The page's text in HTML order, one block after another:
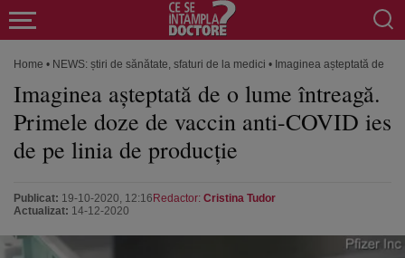
Home • NEWS: știri de sănătate, sfaturi de la medici • Imaginea așteptată de o
Imaginea așteptată de o lume întreagă.
Primele doze de vaccin anti-COVID ies
de pe linia de producție
Publicat: 19-10-2020, 12:16
Actualizat: 14-12-2020
Redactor: Cristina Tudor